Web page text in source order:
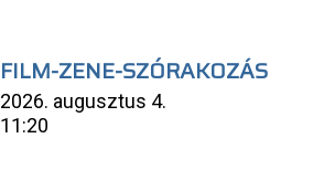
FILM-ZENE-SZÓRAKOZÁS
2026. augusztus 4.
11:20